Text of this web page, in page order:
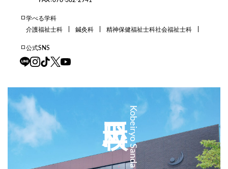
学べる学科
介護福祉士科
鍼灸科 精神保健福祉士科社会福祉士科
公式SNS
Kobeiryo Sanda